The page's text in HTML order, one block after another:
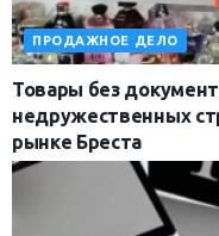
ПРОДАЖНОЕ ДЕЛО
Товары без
недружественных
рынке Бреста